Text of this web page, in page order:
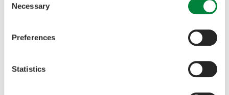
Selection
Necessary
Preferences
Statistics